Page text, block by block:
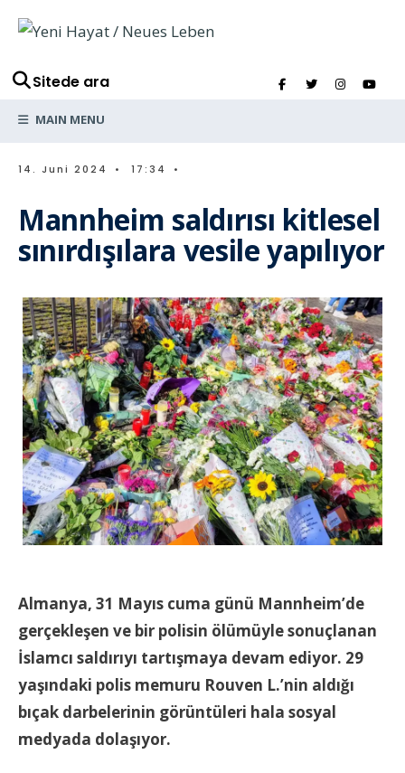
Sitede ara
MAIN MENU
14. Juni 2024 • 17:34 •
Mannheim saldırısı kitlesel
sınırdışılara vesile yapılıyor
Almanya, 31 Mayıs cuma günü Mannheim’de
gerçekleşen ve bir polisin ölümüyle sonuçlanan
İslamcı saldırıyı tartışmaya devam ediyor. 29
yaşındaki polis memuru Rouven L.’nin aldığı
bıçak darbelerinin görüntüleri hala sosyal
medyada dolaşıyor.